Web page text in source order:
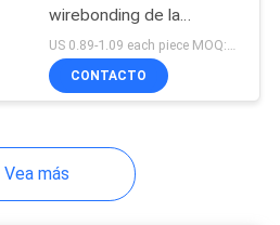
wirebonding de la
memoria con el chapado
en oro suave
US 0.89-1.09 each piece MOQ:1 metro cuadrado
CONTACTO
Vea más